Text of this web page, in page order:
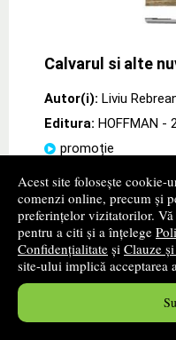
Acest site folosește cookie-
comenzi online, precum și
preferințelor vizitatorilor.
pentru a citi și a înțelege
Confidențialitate și Clauze
site-ului implică acceptarea
Calvarul si alte
Autor(i): Liviu
Editura: HOFFMAN -
promoție
Cartea autorului Liviu
de Liviu Rebreanu" de
reper in proza
scriitor nascut intro
9,59lei
Disponibilitate: stoc